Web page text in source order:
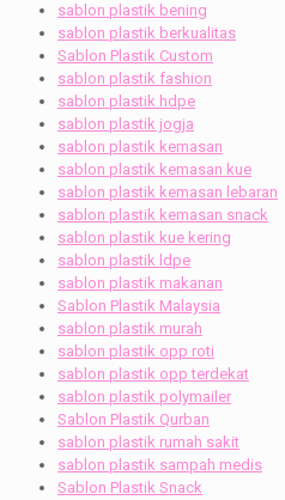
sablon plastik bening
sablon plastik berkualitas
Sablon Plastik Custom
sablon plastik fashion
sablon plastik hdpe
sablon plastik jogja
sablon plastik kemasan
sablon plastik kemasan kue
sablon plastik kemasan lebaran
sablon plastik kemasan snack
sablon plastik kue kering
sablon plastik ldpe
sablon plastik makanan
Sablon Plastik Malaysia
sablon plastik murah
sablon plastik opp roti
sablon plastik opp terdekat
sablon plastik polymailer
Sablon Plastik Qurban
sablon plastik rumah sakit
sablon plastik sampah medis
Sablon Plastik Snack